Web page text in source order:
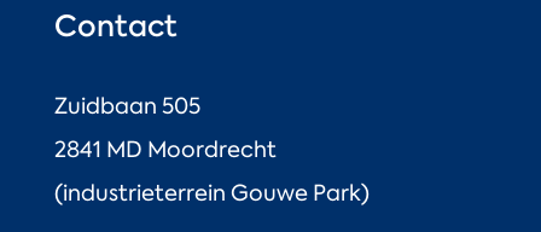
Contact
Zuidbaan 505
2841 MD Moordrecht
(industrieterrein Gouwe Park)